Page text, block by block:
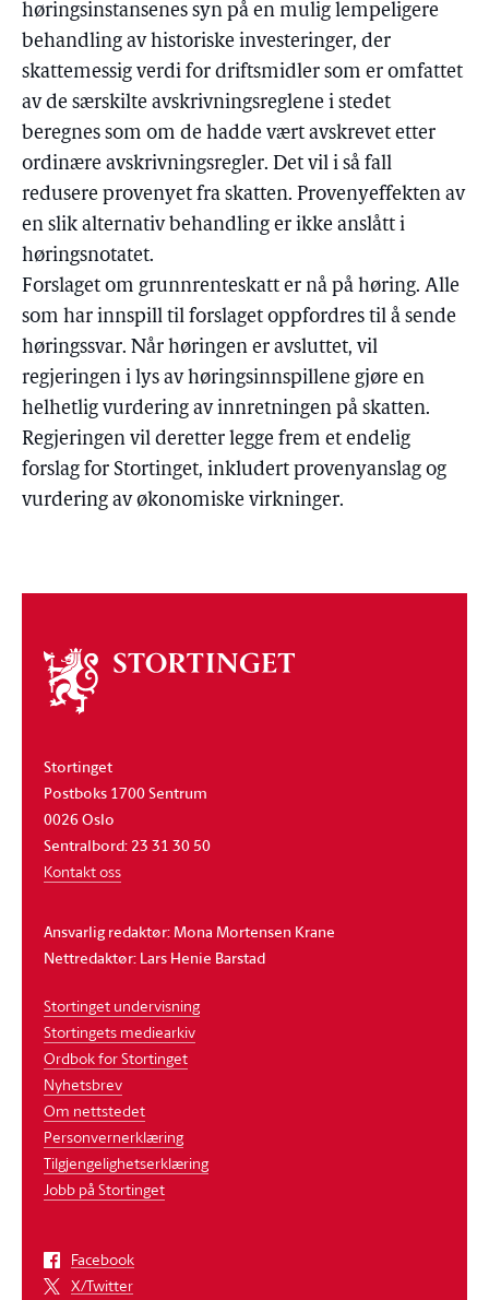
høringsinstansenes syn på en mulig lempeligere
behandling av historiske investeringer, der
skattemessig verdi for driftsmidler som er omfattet
av de særskilte avskrivningsreglene i stedet
beregnes som om de hadde vært avskrevet etter
ordinære avskrivningsregler. Det vil i så fall
redusere provenyet fra skatten. Provenyeffekten av
en slik alternativ behandling er ikke anslått i
høringsnotatet.
Forslaget om grunnrenteskatt er nå på høring. Alle
som har innspill til forslaget oppfordres til å sende
høringssvar. Når høringen er avsluttet, vil
regjeringen i lys av høringsinnspillene gjøre en
helhetlig vurdering av innretningen på skatten.
Regjeringen vil deretter legge frem et endelig
forslag for Stortinget, inkludert provenyanslag og
vurdering av økonomiske virkninger.
Om
stortinget
Stortinget
Postboks 1700 Sentrum
0026 Oslo
Sentralbord: 23 31 30 50
Kontakt oss
Ansvarlig redaktør: Mona Mortensen Krane
Nettredaktør: Lars Henie Barstad
Stortinget undervisning
Stortingets mediearkiv
Ordbok for Stortinget
Nyhetsbrev
Om nettstedet
Personvernerklæring
Tilgjengelighetserklæring
Jobb på Stortinget
Facebook
X/Twitter